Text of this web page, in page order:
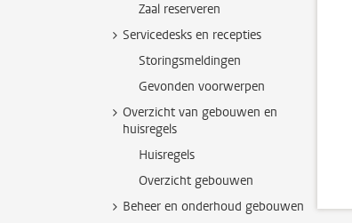
Zaal reserveren
Servicedesks en recepties
Storingsmeldingen
Gevonden voorwerpen
Overzicht van gebouwen en
huisregels
Huisregels
Overzicht gebouwen
Beheer en onderhoud gebouwen